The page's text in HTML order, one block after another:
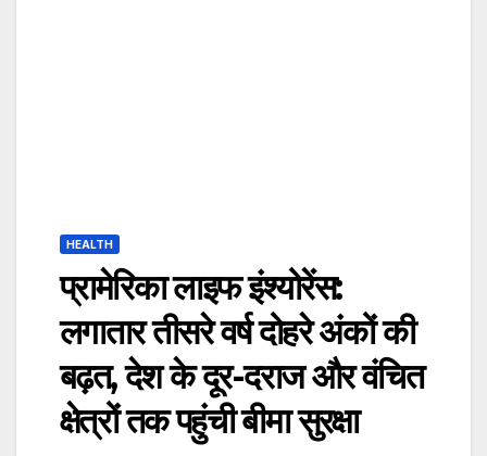
HEALTH
प्रामेरिका लाइफ इंश्योरेंस:
लगातार तीसरे वर्ष दोहरे अंकों की
बढ़त, देश के दूर-दराज और वंचित
क्षेत्रों तक पहुंची बीमा सुरक्षा